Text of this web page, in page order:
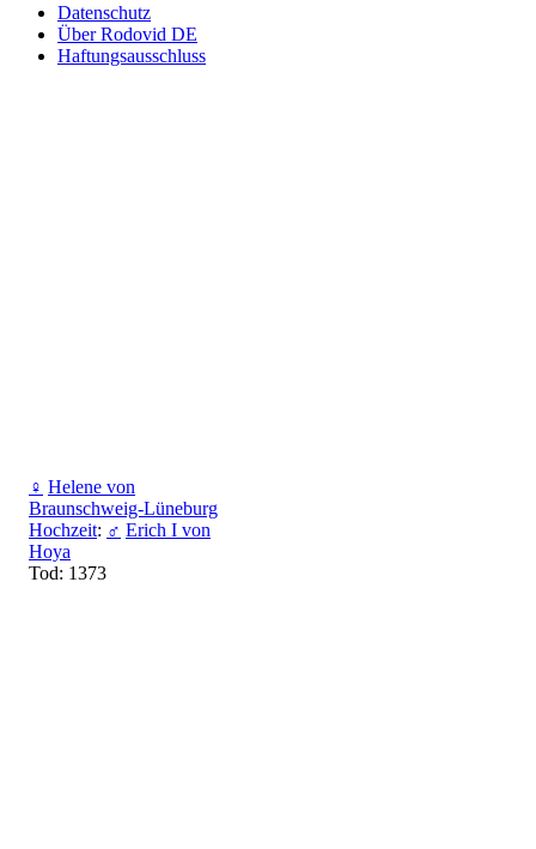
♀ Helene von
Braunschweig-Lüneburg
Hochzeit: ♂ Erich I von
Hoya
Tod: 1373
Datenschutz
Über Rodovid DE
Haftungsausschluss